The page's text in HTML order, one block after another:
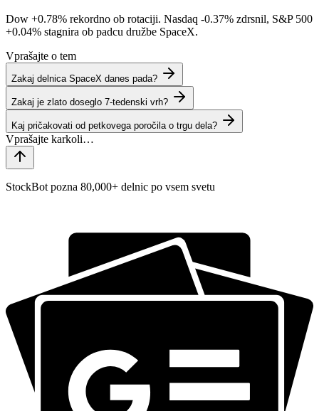
Dow +0.78% rekordno ob rotaciji. Nasdaq -0.37% zdrsnil, S&P 500
+0.04% stagnira ob padcu družbe SpaceX.
Vprašajte o tem
Zakaj delnica SpaceX danes pada?
Zakaj je zlato doseglo 7-tedenski vrh?
Kaj pričakovati od petkovega poročila o trgu dela?
StockBot pozna 80,000+ delnic po vsem svetu